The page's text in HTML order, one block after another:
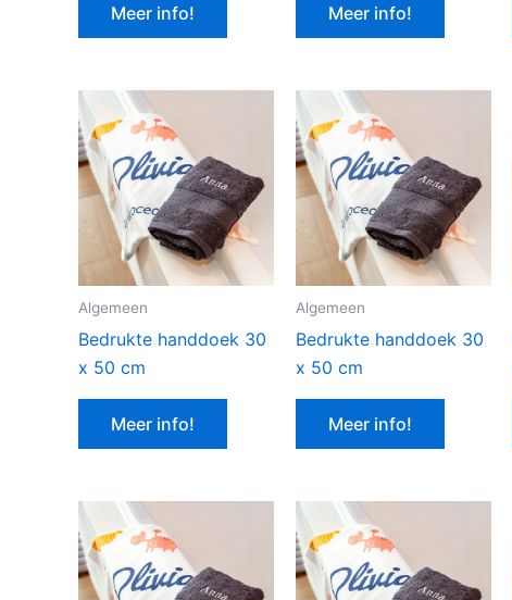
Meer info! Meer info!
Algemeen
Bedrukte handdoek 30
x 50 cm
Meer info!
Algemeen
Bedrukte handdoek 30
x 50 cm
Meer info!